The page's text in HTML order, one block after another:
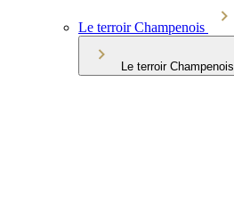
Le terroir Champenois
Le terroir Champenois